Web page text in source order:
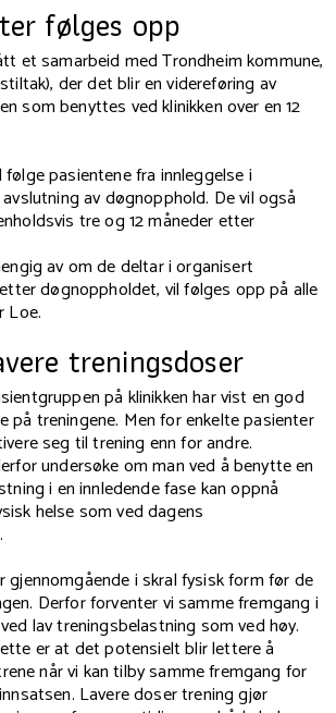
følges opp
et samarbeid med Trondheim kommune,
der det blir en videreføring av
som benyttes ved klinikken over en 12
pasientene fra innleggelse i
av døgnopphold. De vil også
tre og 12 måneder etter
av om de deltar i organisert
døgnoppholdet, vil følges opp på alle
Loe.
treningsdoser
på klinikken har vist en god
på treningene. Men for enkelte pasienter
seg til trening enn for andre.
undersøke om man ved å benytte en
i en innledende fase kan oppnå
helse som ved dagens
gjennomgående i skral fysisk form før de
Derfor forventer vi samme fremgang i
lav treningsbelastning som ved høy.
er at det potensielt blir lettere å
når vi kan tilby samme fremgang for
Lavere doser trening gjør